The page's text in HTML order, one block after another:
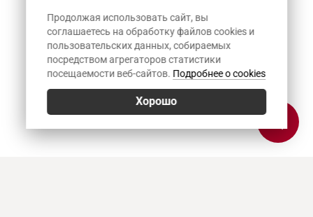
Продолжая использовать сайт, вы
соглашаетесь на обработку файлов cookies и
пользовательских данных, собираемых
посредством агрегаторов статистики
посещаемости веб-сайтов. Подробнее о cookies
Хорошо